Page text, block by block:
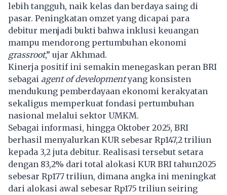
lebih tangguh, naik kelas dan berdaya saing di
pasar. Peningkatan omzet yang dicapai para
debitur menjadi bukti bahwa inklusi keuangan
mampu mendorong pertumbuhan ekonomi
grassroot,” ujar Akhmad.
Kinerja positif ini semakin menegaskan peran BRI
sebagai agent of developmentyang konsisten
mendukung pemberdayaan ekonomi kerakyatan
sekaligus memperkuat fondasi pertumbuhan
nasional melalui sektor UMKM.
Sebagai informasi, hingga Oktober 2025, BRI
berhasil menyalurkan KUR sebesar Rp147,2 triliun
kepada 3,2 juta debitur. Realisasi tersebut setara
dengan 83,2% dari total alokasi KUR BRI tahun2025
sebesar Rp177 triliun, dimana angka ini meningkat
dari alokasi awal sebesar Rp175 triliun seiring